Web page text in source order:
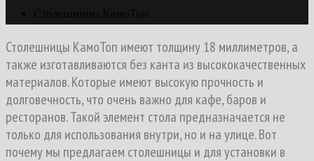
Столешницы КамоToп имеют толщину 18 миллиметров, а
также изготавливаются без канта из высококачественных
материалов. Которые имеют высокую прочность и
долговечность, что очень важно для кафе, баров и
ресторанов. Такой элемент стола предназначается не
только для использования внутри, но и на улице. Вот
почему мы предлагаем столешницы и для установки в